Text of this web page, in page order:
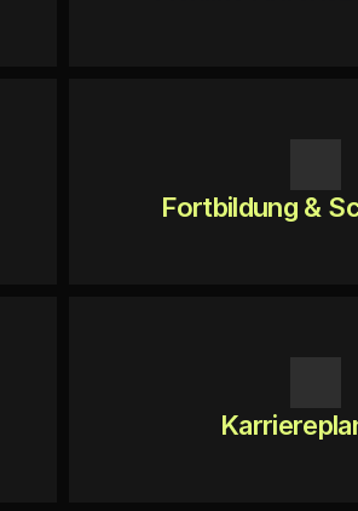
Fortbildung &